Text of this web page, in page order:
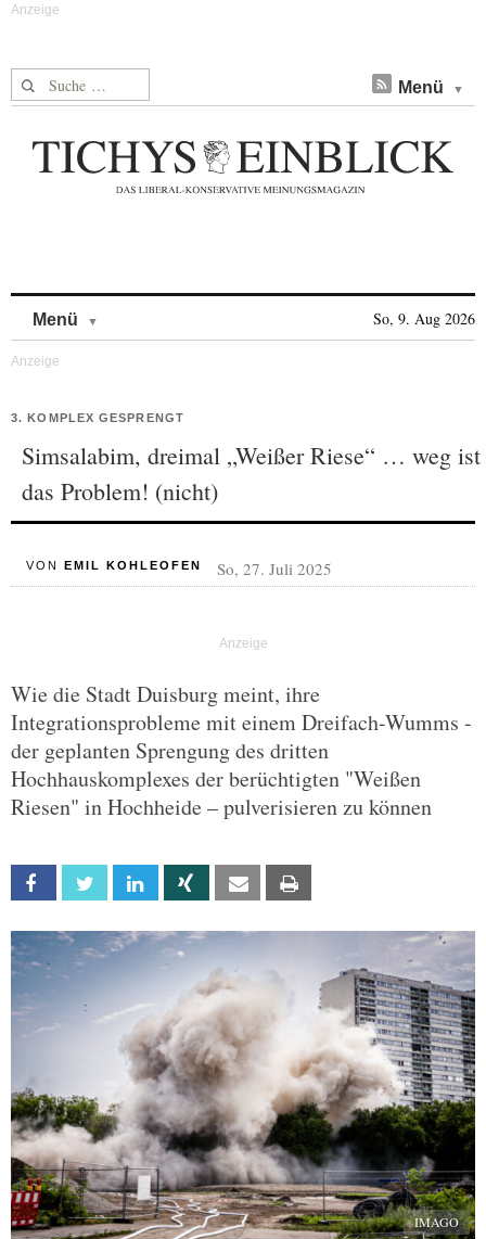
Suche nach: Menü
Menü So, 9. Aug 2026
3. KOMPLEX GESPRENGT
Simsalabim, dreimal „Weißer Riese“ … weg ist
das Problem! (nicht)
VON EMIL KOHLEOFEN So, 27. Juli 2025
Wie die Stadt Duisburg meint, ihre
Integrationsprobleme mit einem Dreifach-Wumms -
der geplanten Sprengung des dritten
Hochhauskomplexes der berüchtigten "Weißen
Riesen" in Hochheide – pulverisieren zu können
Facebook Twitter Linkedin Xing Email
IMAGO